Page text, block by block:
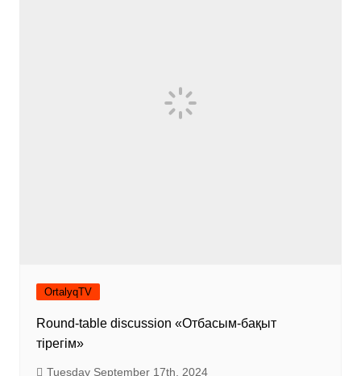
OrtalyqTV
Round-table discussion «Отбасым-бақыт
тірегім»
Tuesday September 17th, 2024